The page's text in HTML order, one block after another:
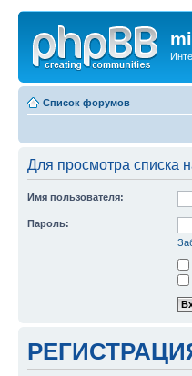
Список форумов
Для просмотра списка
Имя пользователя:
Пароль: